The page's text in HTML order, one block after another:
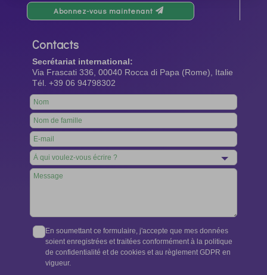
Abonnez-vous maintenant
Contacts
Secrétariat international:
Via Frascati 336, 00040 Rocca di Papa (Rome), Italie
Tél. +39 06 94798302
Leave
this
field
blank
En soumettant ce formulaire, j'accepte que mes données
soient enregistrées et traitées conformément à la politique
de confidentialité et de cookies et au règlement GDPR en
vigueur.